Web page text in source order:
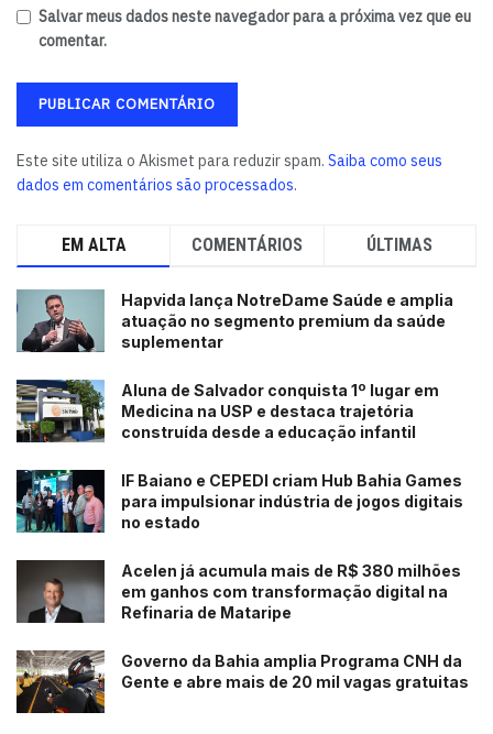
Salvar meus dados neste navegador para a próxima vez que eu
comentar.
Este site utiliza o Akismet para reduzir spam. Saiba como seus
dados em comentários são processados.
EM ALTA COMENTÁRIOS ÚLTIMAS
Hapvida lança NotreDame Saúde e amplia
atuação no segmento premium da saúde
suplementar
Aluna de Salvador conquista 1º lugar em
Medicina na USP e destaca trajetória
construída desde a educação infantil
IF Baiano e CEPEDI criam Hub Bahia Games
para impulsionar indústria de jogos digitais
no estado
Acelen já acumula mais de R$ 380 milhões
em ganhos com transformação digital na
Refinaria de Mataripe
Governo da Bahia amplia Programa CNH da
Gente e abre mais de 20 mil vagas gratuitas